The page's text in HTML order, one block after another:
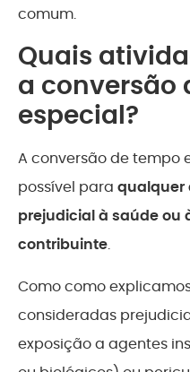
comum.
Quais
a conversão
especial?
A conversão de tempo
possível para qualquer
prejudicial à saúde ou
contribuinte.
Como como
consideradas
exposição a agentes